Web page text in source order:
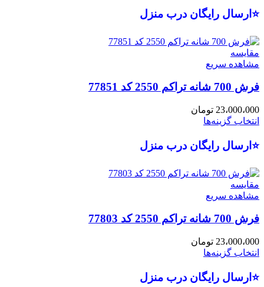
⭐ارسال رایگان درب منزل
مقایسه
مشاهده سریع
فرش 700 شانه تراکم 2550 کد 77851
23،000،000 تومان
انتخاب گزینه‌ها
⭐ارسال رایگان درب منزل
مقایسه
مشاهده سریع
فرش 700 شانه تراکم 2550 کد 77803
23،000،000 تومان
انتخاب گزینه‌ها
⭐ارسال رایگان درب منزل